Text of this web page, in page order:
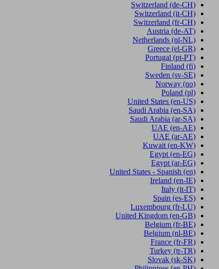
Switzerland (de-CH)
Switzerland (it-CH)
Switzerland (fr-CH)
Austria (de-AT)
Netherlands (nl-NL)
Greece (el-GR)
Portugal (pt-PT)
Finland (fi)
Sweden (sv-SE)
Norway (no)
Poland (pl)
United States (en-US)
Saudi Arabia (en-SA)
Saudi Arabia (ar-SA)
UAE (en-AE)
UAE (ar-AE)
Kuwait (en-KW)
Egypt (en-EG)
Egypt (ar-EG)
United States - Spanish (en)
Ireland (en-IE)
Italy (it-IT)
Spain (es-ES)
Luxembourg (fr-LU)
United Kingdom (en-GB)
Belgium (fr-BE)
Belgium (nl-BE)
France (fr-FR)
Turkey (tr-TR)
Slovak (sk-SK)